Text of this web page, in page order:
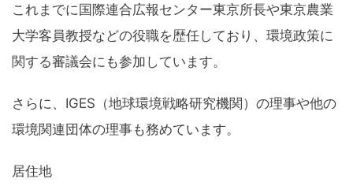
これまでに国際連合広報センター東京所長や東京農業
大学客員教授などの役職を歴任しており、環境政策に
関する審議会にも参加しています。
さらに、IGES（地球環境戦略研究機関）の理事や他の
環境関連団体の理事も務めています。
居住地